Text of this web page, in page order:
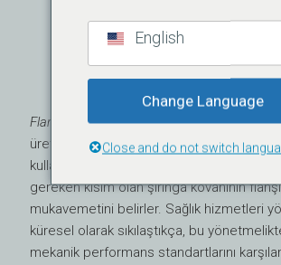
Flanş Kırılma
ISO 11040-4 Ek
Flanş kırılma direnciönceden doldurulmuş
üretiminde kritik bir kalite özelliğidir. Bu
kullanım sırasında uygulanan kuvvetlere
gereken kısım olan şırınga kovanının
mukavemetini belirler. Sağlık hizmetleri
küresel olarak sıkılaştıkça, bu
mekanik performans standartlarını
English
Change Language
Close and do not switch